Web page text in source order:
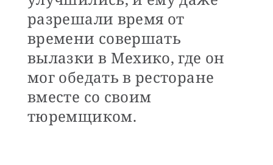
разрешали время от
времени совершать
вылазки в Мехико, где он
мог обедать в ресторане
вместе со своим
тюремщиком.